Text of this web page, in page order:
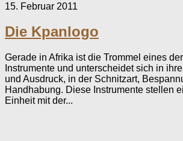
15. Februar 2011
Die Kpanlogo
Gerade in Afrika ist die Trommel eines
Instrumente und unterscheidet sich in
und Ausdruck, in der Schnitzart,
Handhabung. Diese Instrumente stellen
Einheit mit der...